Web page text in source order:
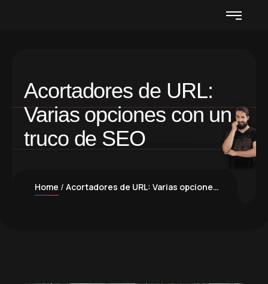
Acortadores de URL:
Varias opciones con un
truco de SEO
Home Acortadores de URL: Varias opciones con un truco de SEO